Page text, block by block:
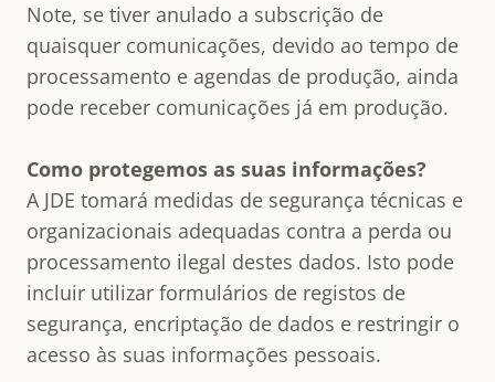
Note, se tiver anulado a subscrição de
quaisquer comunicações, devido ao tempo de
processamento e agendas de produção, ainda
pode receber comunicações já em produção.
Como protegemos as suas informações?
A JDE tomará medidas de segurança técnicas e
organizacionais adequadas contra a perda ou
processamento ilegal destes dados. Isto pode
incluir utilizar formulários de registos de
segurança, encriptação de dados e restringir o
acesso às suas informações pessoais.